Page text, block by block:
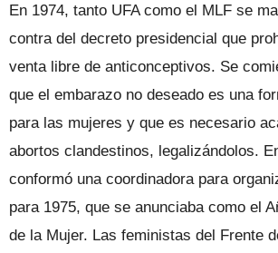
En 1974, tanto UFA como el MLF se
contra del decreto presidencial que
venta libre de anticonceptivos. Se
que el embarazo no deseado es una
para las mujeres y que es necesario
abortos clandestinos, legalizándolos.
conformó una coordinadora para
para 1975, que se anunciaba como el
de la Mujer. Las feministas del Frente